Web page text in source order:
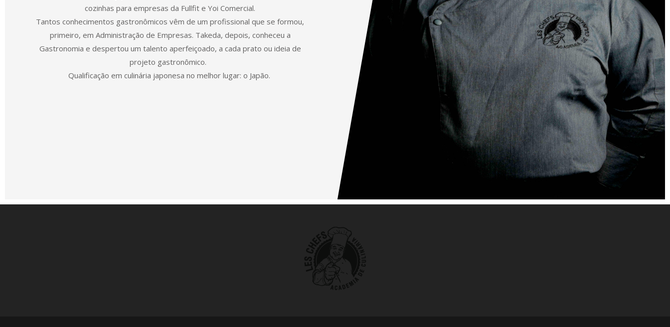
cozinhas para empresas da Fullfit e Yoi Comercial.
Tantos conhecimentos gastronômicos vêm de um profissional que se formou,
primeiro, em Administração de Empresas. Takeda, depois, conheceu a
Gastronomia e despertou um talento aperfeiçoado, a cada prato ou ideia de
projeto gastronômico.
Qualificação em culinária japonesa no melhor lugar: o Japão.